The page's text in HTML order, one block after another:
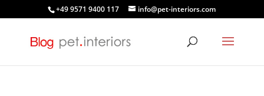
+49 9571 9400 117 info@pet-interiors.com